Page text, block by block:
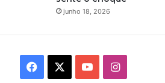
junho 18, 2026
Facebook YouTubeInstagram